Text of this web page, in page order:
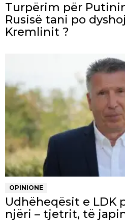
Turpërim për
Rusisë tani po
Kremlinit ?
OPINIONE
Udhëheqësit e LDK
njëri – tjetrit, të